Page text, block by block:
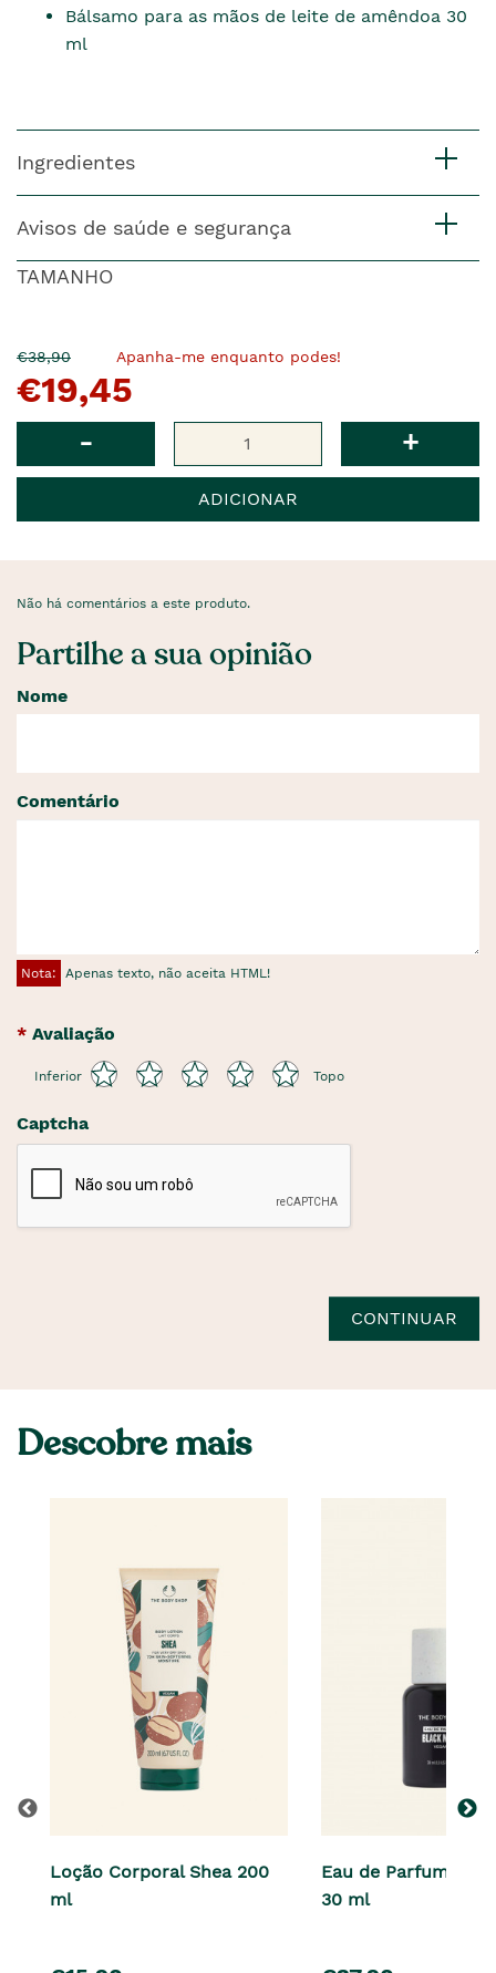
Bálsamo para as mãos de leite de amêndoa 30
ml
Ingredientes
Avisos de saúde e segurança
TAMANHO
O
pre�o
anterior
€38,90Agora
�
€19,45
Apanha-me enquanto podes!
- +
ADICIONAR
Não há comentários a este produto.
Partilhe a sua opinião
Nome
Comentário
Nota: Apenas texto, não aceita HTML!
Avaliação
Inferior Topo
Captcha
CONTINUAR
Descobre mais
Loção Corporal Shea 200
ml
Eau de Parfum
30 ml